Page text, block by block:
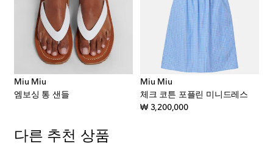
Miu Miu
엠보싱 통 샌들
Miu Miu
체크 코튼 포플린 미니드레스
₩ 3,200,000original price
다른 추천 상품